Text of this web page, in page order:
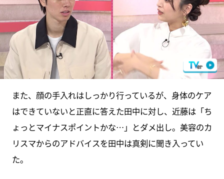
また、顔の手入れはしっかり行っているが、身体のケア
はできていないと正直に答えた田中に対し、近藤は「ち
ょっとマイナスポイントかな…」とダメ出し。美容のカ
リスマからのアドバイスを田中は真剣に聞き入ってい
た。